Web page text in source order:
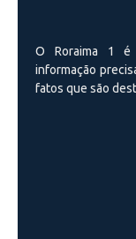
O Roraima 1 é
informação
fatos que são